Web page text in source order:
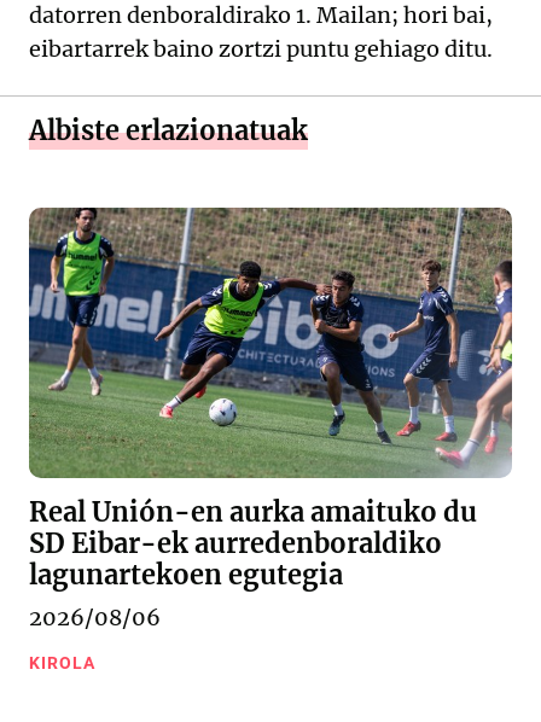
datorren denboraldirako 1. Mailan; hori bai,
eibartarrek baino zortzi puntu gehiago ditu.
Albiste erlazionatuak
Real Unión-en aurka amaituko du
SD Eibar-ek aurredenboraldiko
lagunartekoen egutegia
2026/08/06
KIROLA